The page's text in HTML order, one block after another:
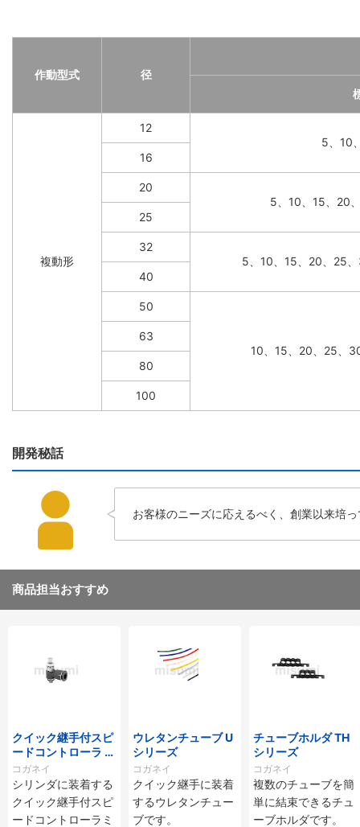
作動型式
径
複動形
12
5、10
16
20
5、10、15、20
25
32
5、10、15、20、25
40
50
10、15、20、25、
63
80
100
開発秘話
お客様のニーズに応えるべく、創業以来培
商品担当おすすめ
クイック継手付スピ
ードコントローラ ス
タンダードタイプ S
C□-M・SS□-Mシ
リーズ
コガネイ
シリンダに装着する
クイック継手付スピ
ードコントローラミ
ウレタンチューブ U
シリーズ
コガネイ
クイック継手に装着
するウレタンチュー
ブです。
チューブホルダ TH
シリーズ
コガネイ
複数のチューブを簡
単に結束できるチュ
ーブホルダです。